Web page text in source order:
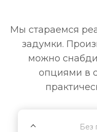
Мы стараемся
задумки.
можно
опциями в
Без